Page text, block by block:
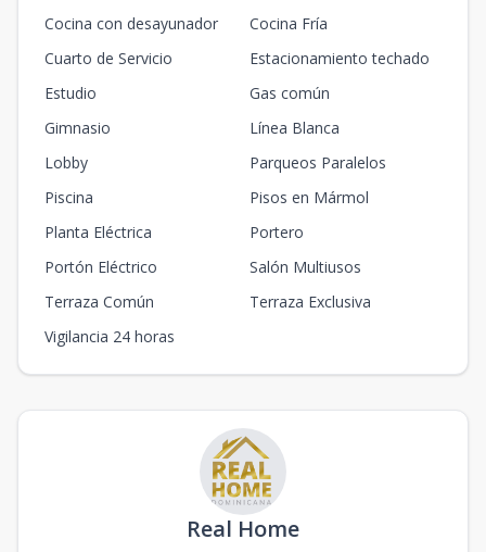
Cocina con desayunador
Cocina Fría
Cuarto de Servicio
Estacionamiento techado
Estudio
Gas común
Gimnasio
Línea Blanca
Lobby
Parqueos Paralelos
Piscina
Pisos en Mármol
Planta Eléctrica
Portero
Portón Eléctrico
Salón Multiusos
Terraza Común
Terraza Exclusiva
Vigilancia 24 horas
Real Home